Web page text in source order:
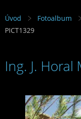
Úvod Fotoalbum
PICT1329
Ing. J. Horal